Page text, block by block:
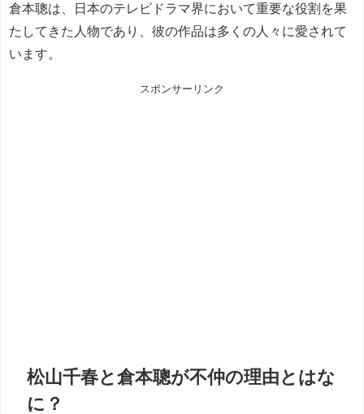
倉本聰は、日本のテレビドラマ界において重要な役割を果
たしてきた人物であり、彼の作品は多くの人々に愛されて
います。
スポンサーリンク
松山千春と倉本聰が不仲の理由とはな
に？